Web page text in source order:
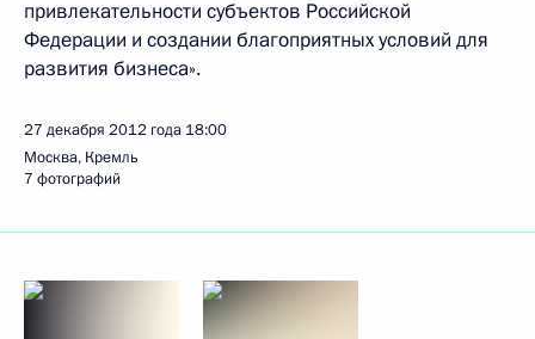
привлекательности субъектов Российской
Федерации и создании благоприятных условий для
развития бизнеса».
27 декабря 2012 года 18:00
Москва, Кремль
7 фотографий